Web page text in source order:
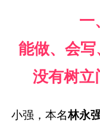
一
能做、会写
没有树立
小强，本名林永